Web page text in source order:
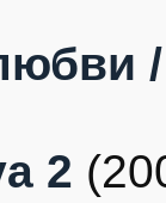
2